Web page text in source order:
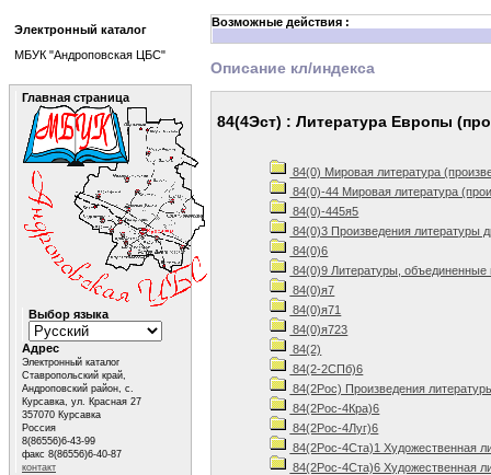
Возможные действия :
Описание кл/индекса
84(4Эст) : Литература Европы
84(0) Мировая литература
84(0)-44 Мировая литература
84(0)-445я5
84(0)3 Произведения литературы
84(0)6
84(0)9 Литературы, объединенные
84(0)я7
84(0)я71
84(0)я723
84(2)
84(2-2СПб)6
84(2Рос) Произведения
84(2Рос-4Кра)6
84(2Рос-4Луг)6
84(2Рос-4Ста)1 Художественная
84(2Рос-4Ста)6 Художественная
Электронный каталог
МБУК "Андроповская ЦБС"
Главная страница
Выбор языка
Адрес
Электронный каталог
Ставропольский край,
Андроповский район, с.
Курсавка, ул. Красная 27
357070 Курсавка
Россия
8(86556)6-43-99
факс 8(86556)6-40-87
контакт